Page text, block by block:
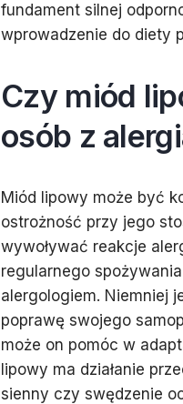
fundament silnej
wprowadzenie do diety
Czy miód
osób z
Miód lipowy może być
ostrożność przy jego
wywoływać reakcje
regularnego
alergologiem. Niemniej
poprawę swojego
może on pomóc w
lipowy ma działanie
sienny czy swędzenie